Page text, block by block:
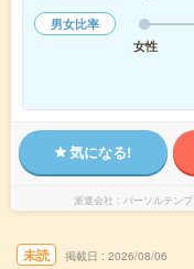
男女比率
女性
気になる!
派遣会社 パーソルテン
未読 掲載日 2026/08/06